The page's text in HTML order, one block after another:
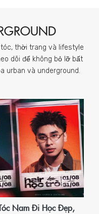
thời trang và lifestyle
dõi để không bỏ lỡ bất
urban và underground.
Nam Đi Học Đẹp,